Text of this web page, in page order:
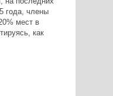
года, члены
мест в
как